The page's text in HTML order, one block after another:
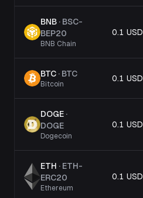
BNB · BSC-
BEP20
BNB Chain
0.1 USD
BTC · BTC
Bitcoin
0.1 USD
DOGE ·
DOGE
Dogecoin
0.1 USD
ETH · ETH-
ERC20
Ethereum
0.1 USD